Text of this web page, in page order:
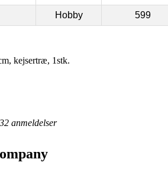
Hobby 599
kejsertræ, 1stk.
32 anmeldelser